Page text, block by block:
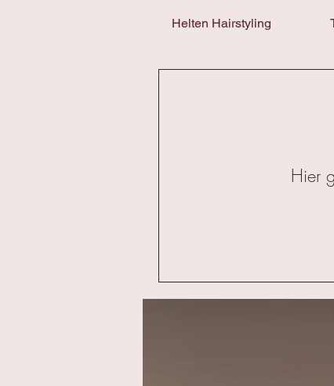
Helten Hairstyling
Hier